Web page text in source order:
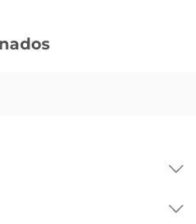
está por vir. No nariz, é
e combina perfeitamente